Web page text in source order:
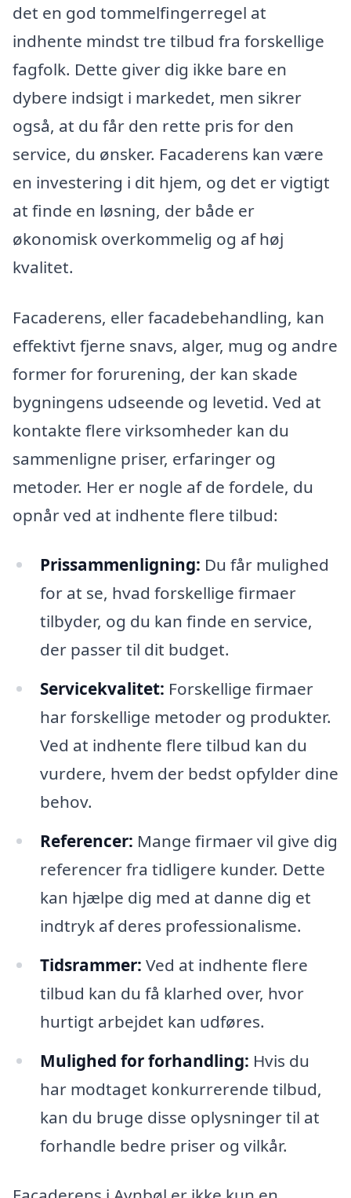
det en god tommelfingerregel at
indhente mindst tre tilbud fra forskellige
fagfolk. Dette giver dig ikke bare en
dybere indsigt i markedet, men sikrer
også, at du får den rette pris for den
service, du ønsker. Facaderens kan være
en investering i dit hjem, og det er vigtigt
at finde en løsning, der både er
økonomisk overkommelig og af høj
kvalitet.
Facaderens, eller facadebehandling, kan
effektivt fjerne snavs, alger, mug og andre
former for forurening, der kan skade
bygningens udseende og levetid. Ved at
kontakte flere virksomheder kan du
sammenligne priser, erfaringer og
metoder. Her er nogle af de fordele, du
opnår ved at indhente flere tilbud:
Prissammenligning: Du får mulighed
for at se, hvad forskellige firmaer
tilbyder, og du kan finde en service,
der passer til dit budget.
Servicekvalitet: Forskellige firmaer
har forskellige metoder og produkter.
Ved at indhente flere tilbud kan du
vurdere, hvem der bedst opfylder dine
behov.
Referencer: Mange firmaer vil give dig
referencer fra tidligere kunder. Dette
kan hjælpe dig med at danne dig et
indtryk af deres professionalisme.
Tidsrammer: Ved at indhente flere
tilbud kan du få klarhed over, hvor
hurtigt arbejdet kan udføres.
Mulighed for forhandling: Hvis du
har modtaget konkurrerende tilbud,
kan du bruge disse oplysninger til at
forhandle bedre priser og vilkår.